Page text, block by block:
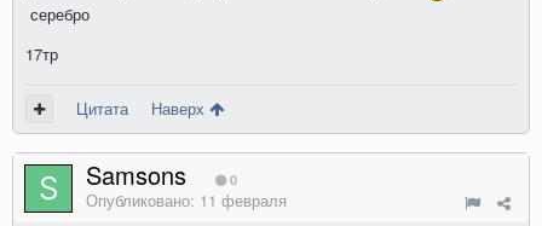
серебро
17тр
Цитата Наверх
Samsons 0
Опубликовано: 11 февраля